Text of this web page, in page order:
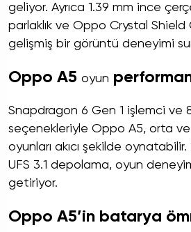
geliyor. Ayrıca 1.39 mm ince
parlaklık ve Oppo Crystal Shield
gelişmiş bir görüntü deneyimi
Oppo A5 oyun
Snapdragon 6 Gen 1 işlemci ve
seçenekleriyle Oppo A5, orta
oyunları akıcı şekilde
UFS 3.1 depolama, oyun
getiriyor.
Oppo A5’in batarya